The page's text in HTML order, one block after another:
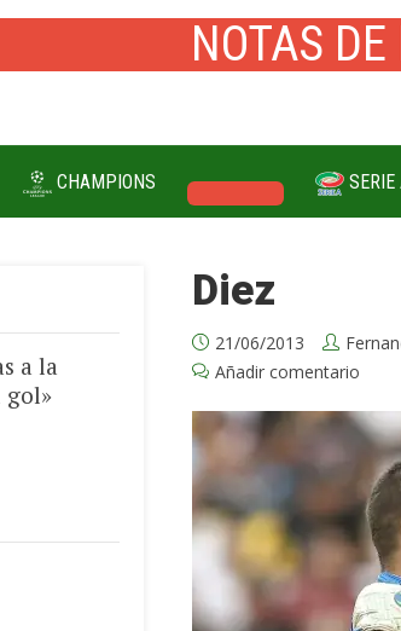
CHAMPIONS SERIE
Diez
21/06/2013
Añadir comentario
a la
gol»